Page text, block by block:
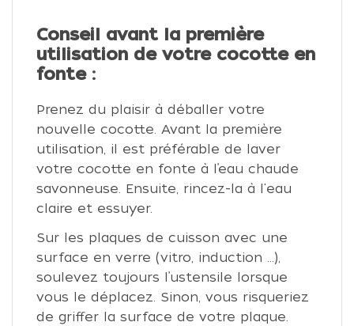
Conseil avant la première
utilisation de votre cocotte en
fonte :
Prenez du plaisir à déballer votre
nouvelle cocotte. Avant la première
utilisation, il est préférable de laver
votre cocotte en fonte à l’eau chaude
savonneuse. Ensuite, rincez-la à l'eau
claire et essuyer.
Sur les plaques de cuisson avec une
surface en verre (vitro, induction ...),
soulevez toujours l’ustensile lorsque
vous le déplacez. Sinon, vous risqueriez
de griffer la surface de votre plaque.